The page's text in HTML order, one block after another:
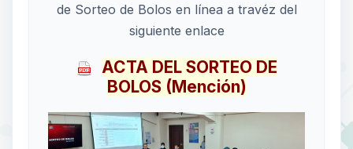
de Sorteo de Bolos en línea a travéz del
siguiente enlace
ACTA DEL SORTEO DE
BOLOS (Mención)